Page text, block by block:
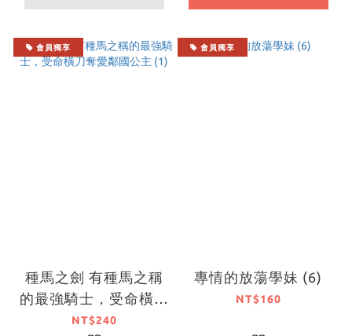
會員獨享
種馬之劍 有種馬之稱
的最強騎士，受命橫刀
奪愛鄰國公主 (1)
NT$240
會員獨享
專情的放蕩學妹 (6)
NT$160